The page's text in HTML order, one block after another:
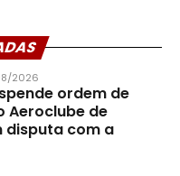
2026
ordem de
Aeroclube de
disputa com a